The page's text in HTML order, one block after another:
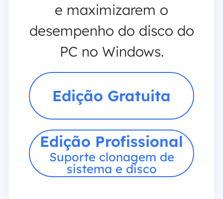
e maximizarem o
desempenho do disco do
PC no Windows.
Edição Gratuita
Edição Profissional
Suporte clonagem de
sistema e disco